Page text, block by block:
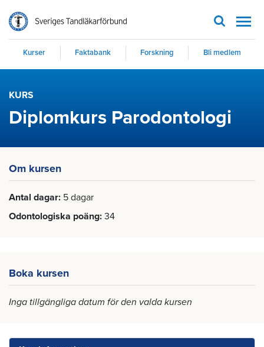
Kurser Faktabank Forskning Bli medlem
KURS
Diplomkurs Parodontologi
Om kursen
Antal dagar 5 dagar
Odontologiska poäng 34
Boka kursen
Inga tillgängliga datum för den valda kursen